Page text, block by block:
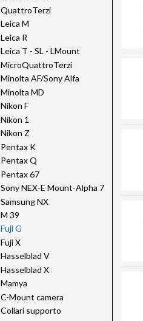
QuattroTerzi
Leica M
Leica R
Leica T - SL - LMount
MicroQuattroTerzi
Minolta AF/Sony Alfa
Minolta MD
Nikon F
Nikon 1
Nikon Z
Pentax K
Pentax Q
Pentax 67
Sony NEX-E Mount-Alpha 7
Samsung NX
M 39
Fuji G
Fuji X
Hasselblad V
Hasselblad X
Mamya
C-Mount camera
Collari supporto